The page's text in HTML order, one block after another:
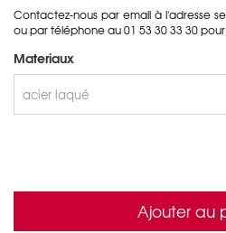
Contactez-nous par email à l'adresse
ou par téléphone au 01 53 30 33 30
Materiaux
Ajouter au